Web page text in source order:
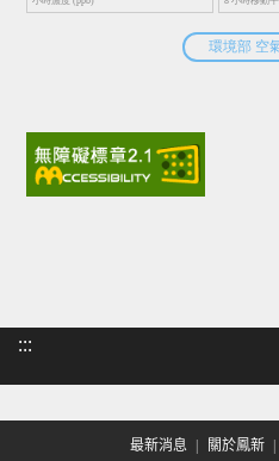
:::
最新消息 關於鳳新